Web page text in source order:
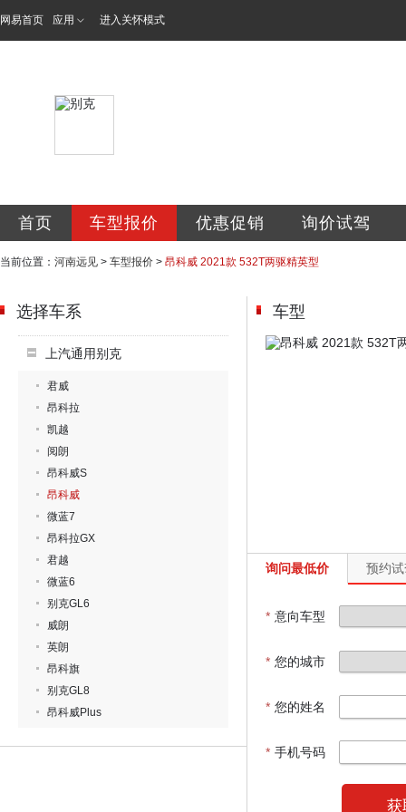
网易首页 应用 进入关怀模式
首页 车型报价 优惠促销 询价试驾
当前位置： 河南远见 > 车型报价 > 昂科威 2021款 532T两驱精英型
选择车系
上汽通用别克
君威
昂科拉
凯越
阅朗
昂科威S
昂科威
微蓝7
昂科拉GX
君越
微蓝6
别克GL6
威朗
英朗
昂科旗
别克GL8
昂科威Plus
车型
询问最低价 预约
* 意向车型
* 您的城市
* 您的姓名
* 手机号码
获